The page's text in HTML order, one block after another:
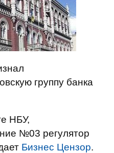
группу банка
НБУ,
№03 регулятор
Бизнес Цензор.